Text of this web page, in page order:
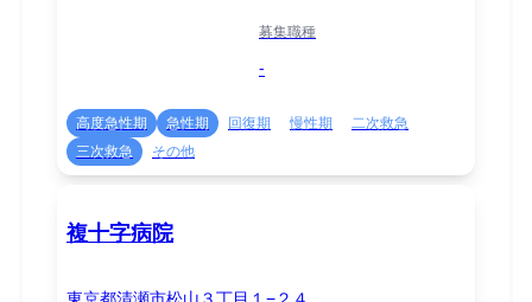
募集職種
-
高度急性期 急性期 回復期 慢性期
二次救急
三次救急
その他
複十字病院
東京都清瀬市松山３丁目１−２４